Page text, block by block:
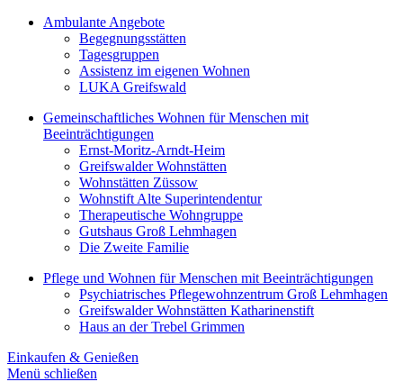
Ambulante Angebote
Begegnungsstätten
Tagesgruppen
Assistenz im eigenen Wohnen
LUKA Greifswald
Gemeinschaftliches Wohnen für Menschen mit
Beeinträchtigungen
Ernst-Moritz-Arndt-Heim
Greifswalder Wohnstätten
Wohnstätten Züssow
Wohnstift Alte Superintendentur
Therapeutische Wohngruppe
Gutshaus Groß Lehmhagen
Die Zweite Familie
Pflege und Wohnen für Menschen mit Beeinträchtigungen
Psychiatrisches Pflegewohnzentrum Groß Lehmhagen
Greifswalder Wohnstätten Katharinenstift
Haus an der Trebel Grimmen
Einkaufen & Genießen
Menü schließen